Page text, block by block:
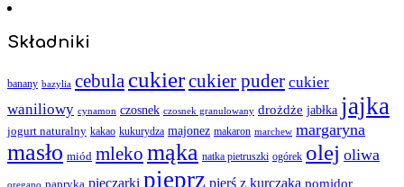
Składniki
banany bazylia cebula cukiercukier puder cukier
waniliowy cynamon czosnek czosnek granulowany drożdże jabłka jajka
jogurt naturalny kakao kukurydza majonez makaron marchew margaryna
masło miód mleko mąka natka pietruszki ogórek olej oliwa
oregano papryka pieczarki pieprz pierś z kurczaka pomidor